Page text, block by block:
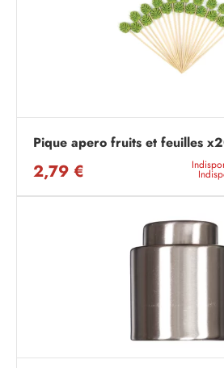
Pique apero fruits et feuilles
2,79 €